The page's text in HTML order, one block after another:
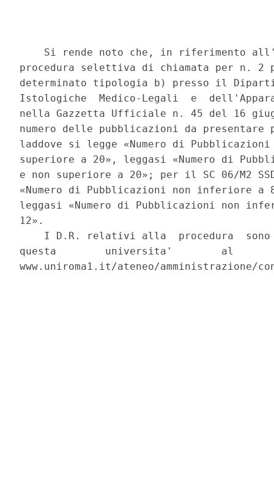
Si rende noto che, in riferimento
procedura selettiva di chiamata per n. 2
determinato tipologia b) presso il
Istologiche  Medico-Legali  e
nella Gazzetta Ufficiale n. 45 del 16
numero delle pubblicazioni da presentare
laddove si legge «Numero di
superiore a 20», leggasi «Numero di
e non superiore a 20»; per il SC 06/M2
«Numero di Pubblicazioni non inferiore
leggasi «Numero di Pubblicazioni non
12».
I D.R. relativi alla  procedura
questa        universita'        al
www.uniroma1.it/ateneo/amministrazione/